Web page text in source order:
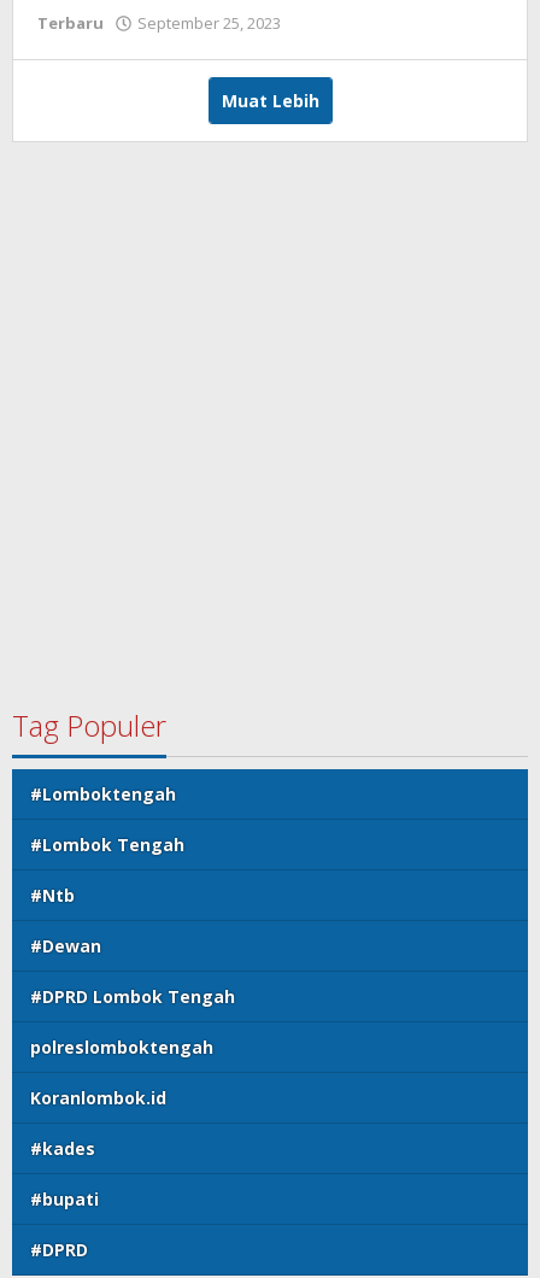
Terbaru September 25, 2023
Muat Lebih
Tag Populer
#Lomboktengah
#Lombok Tengah
#Ntb
#Dewan
#DPRD Lombok Tengah
polreslomboktengah
Koranlombok.id
#kades
#bupati
#DPRD